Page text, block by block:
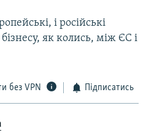
і російські
як колись, між ЄС і
без VPN Підписатись